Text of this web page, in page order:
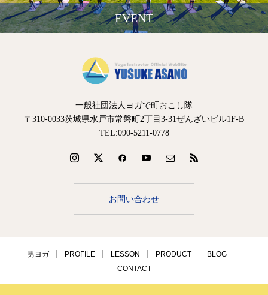
EVENT
一般社団法人ヨガで町おこし隊
〒310-0033茨城県水戸市常磐町2丁目3-31ぜんざいビル1F-B
TEL:090-5211-0778
お問い合わせ
男ヨガ PROFILE LESSON PRODUCT
BLOG
CONTACT